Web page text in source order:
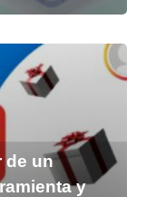
de un
y